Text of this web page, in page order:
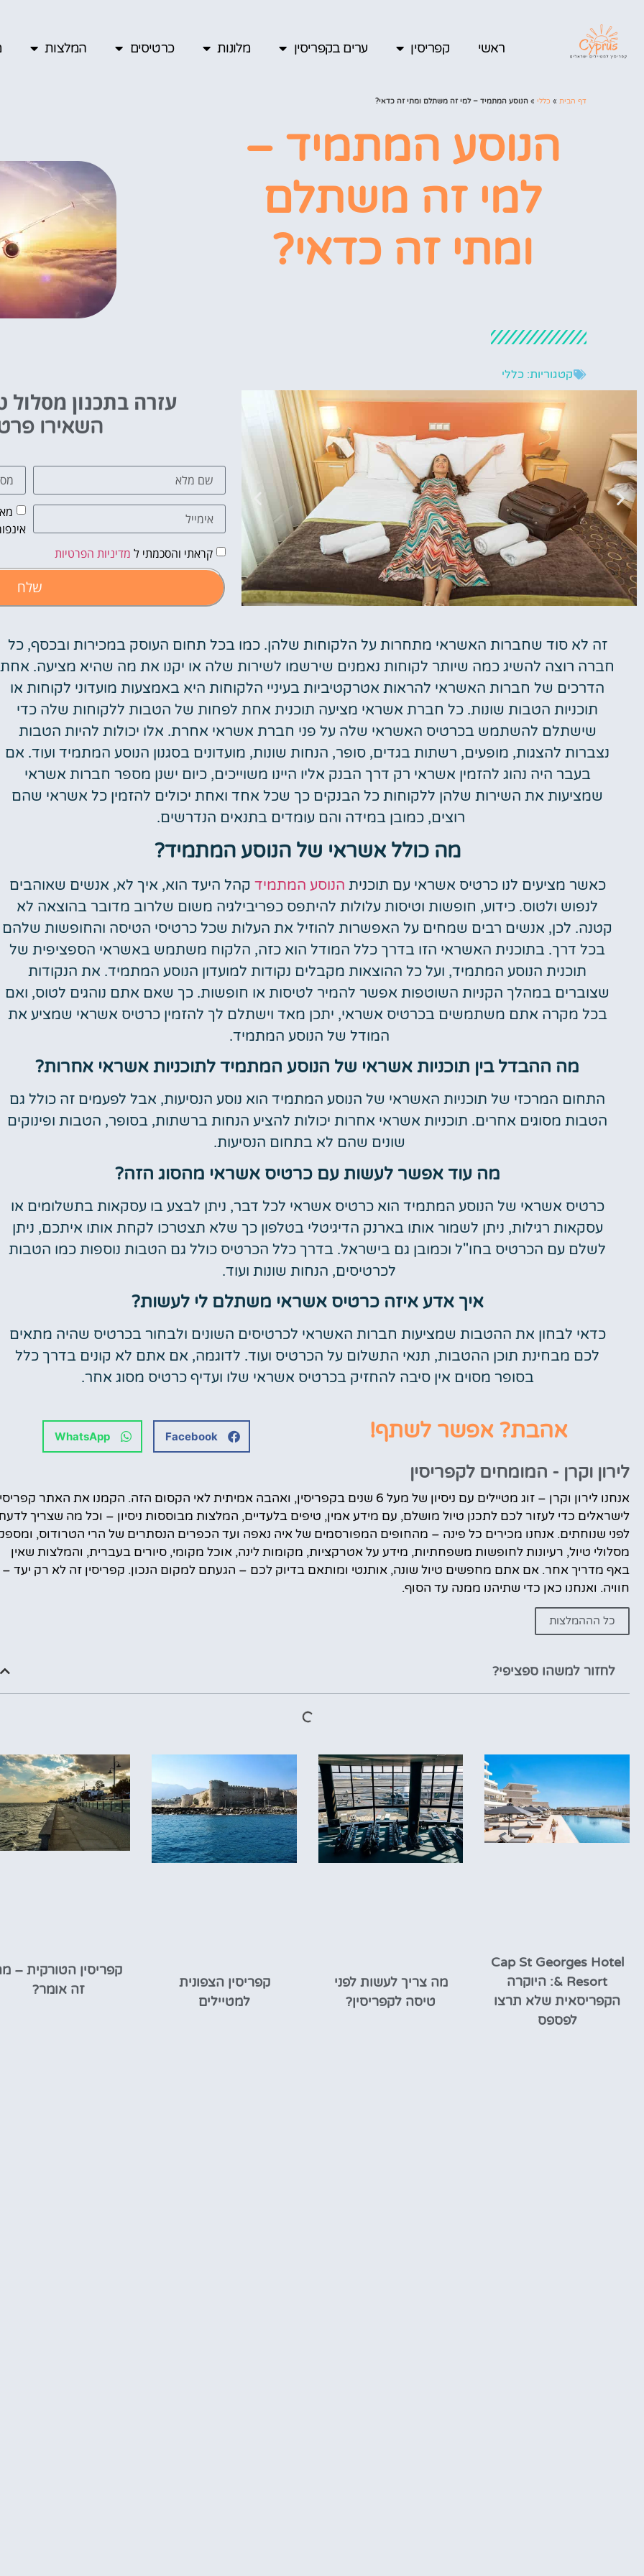
ראשי קפריסין ערים בקפריסין מלונות כרטיסים המלצות
דף הבית » כללי » הנוסע המתמיד – למי זה משתלם ומתי זה כדאי?
הנוסע המתמיד –
למי זה משתלם
ומתי זה כדאי?
קטגוריות: כללי
מלונות
מציאת מלון
לחצו
טיסות
מציאת
טיסה זולה?
לחצו
עזרה בתכנון מסלול
השאירו
קראתי והסכמתי ל מדיניות הפרטיות
שלח
זה לא סוד שחברות האשראי מתחרות על הלקוחות שלהן. כמו בכל תחום העוסק במכירות ובכסף, כל
חברה רוצה להשיג כמה שיותר לקוחות נאמנים שירשמו לשירות שלה או יקנו את מה שהיא מציעה. אחת
הדרכים של חברות האשראי להראות אטרקטיביות בעיניי הלקוחות היא באמצעות מועדוני לקוחות או
תוכניות הטבות שונות. כל חברת אשראי מציעה תוכנית אחת לפחות של הטבות ללקוחות שלה כדי
שישתלם להשתמש בכרטיס האשראי שלה על פני חברת אשראי אחרת. אלו יכולות להיות הטבות
נצברות להצגות, מופעים, רשתות בגדים, סופר, הנחות שונות, מועדונים בסגנון הנוסע המתמיד ועוד. אם
בעבר היה נהוג להזמין אשראי רק דרך הבנק אליו היינו משוייכים, כיום ישנן מספר חברות אשראי
שמציעות את השירות שלהן ללקוחות כל הבנקים כך שכל אחד ואחת יכולים להזמין כל אשראי שהם
רוצים, כמובן במידה והם עומדים בתנאים הנדרשים.
מה כולל אשראי של הנוסע המתמיד?
כאשר מציעים לנו כרטיס אשראי עם תוכנית הנוסע המתמיד קהל היעד הוא, איך לא, אנשים שאוהבים
לנפוש ולטוס. כידוע, חופשות וטיסות עלולות להיתפס כפריבילגיה משום שלרוב מדובר בהוצאה לא
קטנה. לכן, אנשים רבים שמחים על האפשרות להוזיל את העלות שכל כרטיסי הטיסה והחופשות שלהם
בכל דרך. בתוכנית האשראי הזו בדרך כלל המודל הוא כזה, הלקוח משתמש באשראי הספציפית של
תוכנית הנוסע המתמיד, ועל כל ההוצאות מקבלים נקודות למועדון הנוסע המתמיד. את הנקודות
שצוברים במהלך הקניות השוטפות אפשר להמיר לטיסות או חופשות. כך שאם אתם נוהגים לטוס, ואם
בכל מקרה אתם משתמשים בכרטיס אשראי, יתכן מאד וישתלם לך להזמין כרטיס אשראי שמציע את
המודל של הנוסע המתמיד.
מה ההבדל בין תוכניות אשראי של הנוסע המתמיד לתוכניות אשראי אחרות?
התחום המרכזי של תוכניות האשראי של הנוסע המתמיד הוא נוסע הנסיעות, אבל לפעמים זה כולל גם
הטבות מסוגים אחרים. תוכניות אשראי אחרות יכולות להציע הנחות ברשתות, בסופר, הטבות ופינוקים
שונים שהם לא בתחום הנסיעות.
מה עוד אפשר לעשות עם כרטיס אשראי מהסוג הזה?
כרטיס אשראי של הנוסע המתמיד הוא כרטיס אשראי לכל דבר, ניתן לבצע בו עסקאות בתשלומים או
עסקאות רגילות, ניתן לשמור אותו בארנק הדיגיטלי בטלפון כך שלא תצטרכו לקחת אותו איתכם, ניתן
לשלם עם הכרטיס בחו"ל וכמובן גם בישראל. בדרך כלל הכרטיס כולל גם הטבות נוספות כמו הטבות
לכרטיסים, הנחות שונות ועוד.
איך אדע איזה כרטיס אשראי משתלם לי לעשות?
כדאי לבחון את ההטבות שמציעות חברות האשראי לכרטיסים השונים ולבחור בכרטיס שהיה מתאים
לכם מבחינת תוכן ההטבות, תנאי התשלום על הכרטיס ועוד. לדוגמה, אם אתם לא קונים בדרך כלל
בסופר מסוים אין סיבה להחזיק בכרטיס אשראי שלו ועדיף כרטיס מסוג אחר.
אהבת? אפשר לשתף! Facebook
WhatsApp
לירון וקרן - המומחים לקפריסין
אנחנו לירון וקרן – זוג מטיילים עם ניסיון של מעל 6 שנים בקפריסין, ואהבה אמיתית לאי הקסום הזה. הקמנו את האתר
לישראלים כדי לעזור לכם לתכנן טיול מושלם, עם מידע אמין, טיפים בלעדיים, המלצות מבוססות ניסיון – וכל מה שצריך
לפני שנוחתים. אנחנו מכירים כל פינה – מהחופים המפורסמים של איה נאפה ועד הכפרים הנסתרים של הרי הטרודוס,
מסלולי טיול, רעיונות לחופשות משפחתיות, מידע על אטרקציות, מקומות לינה, אוכל מקומי, סיורים בעברית, והמלצות שאין
באף מדריך אחר. אם אתם מחפשים טיול שונה, אותנטי ומותאם בדיוק לכם – הגעתם למקום הנכון. קפריסין זה לא רק יעד –
חוויה. ואנחנו כאן כדי שתיהנו ממנה עד הסוף.
כל הההמלצות
לחזור למשהו ספציפי?
Cap St Georges Hotel
& Resort: היוקרה
הקפריסאית שלא תרצו
לפספס
מה צריך לעשות לפני
טיסה לקפריסין?
קפריסין הצפונית
למטיילים
קפריסין הטורקית –
זה אומר?